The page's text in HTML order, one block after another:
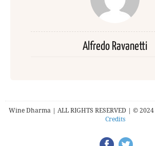
Alfredo Ravanetti
Wine Dharma | ALL RIGHTS RESERVED | © 2024
Credits